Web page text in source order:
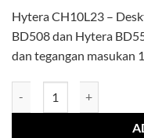
Hytera CH10L23 –
BD508 dan Hytera
dan tegangan masukan